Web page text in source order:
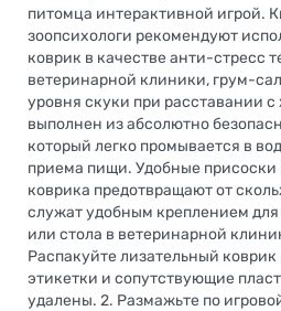
питомца интерактивной игрой.
зоопсихологи рекомендуют
коврик в качестве анти-стресс
ветеринарной клиники, грум-
уровня скуки при расставании
выполнен из абсолютно
который легко промывается в
приема пищи. Удобные присоски
коврика предотвращают от
служат удобным креплением
или стола в ветеринарной
Распакуйте лизательный коврик
этикетки и сопутствующие
удалены. 2. Размажьте по